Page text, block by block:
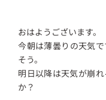
おはようございます。
今朝は薄曇りの天気
そう。
明日以降は天気が崩
か？